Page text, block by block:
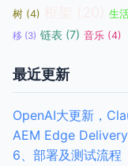
树 (4) 生
移 (3) 链表 (7) 音乐 (4)
最近更新
OpenAI大更新，
AEM Edge
6、部署及测试流程